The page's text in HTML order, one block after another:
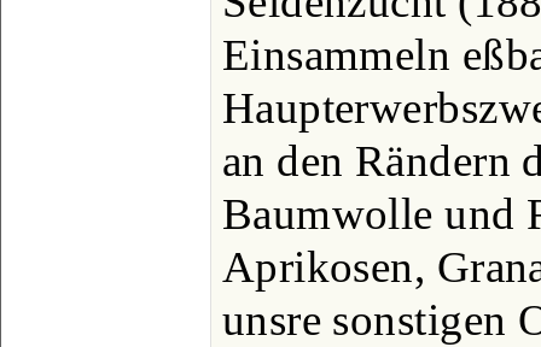
Einsammeln
an den Rändern
Baumwolle und
Aprikosen,
unsre sonstigen